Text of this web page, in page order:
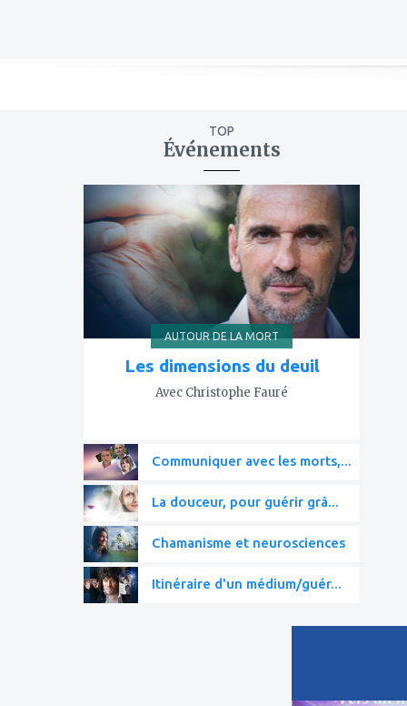
TOP
Événements
mes
favoris
AUTOUR DE LA MORT
Les dimensions du deuil
Avec Christophe Fauré
Communiquer avec les morts,...
La douceur, pour guérir grâ...
Chamanisme et neurosciences
Itinéraire d'un médium/guér...